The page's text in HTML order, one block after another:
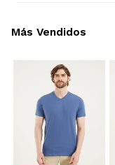
Más Vendidos